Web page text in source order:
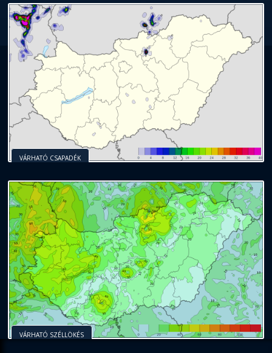
VÁRHATÓ CSAPADÉK
VÁRHATÓ SZÉLLÖKÉS